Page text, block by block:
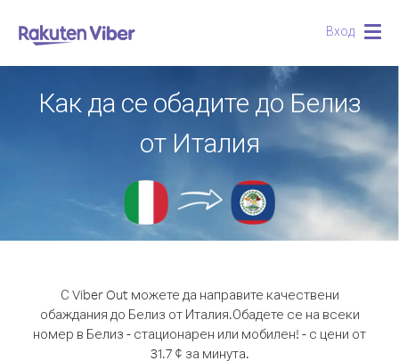
Вход
Как да се обадите до Белиз
от Италия
С Viber Out можете да направите качествени
обаждания до Белиз от Италия.Обадете се на всеки
номер в Белиз - стационарен или мобилен! - с цени от
31.7 ¢ за минута.